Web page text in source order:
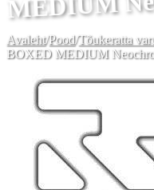
Avaleht/Pood/Tõukeratta
BOXED MEDIUM